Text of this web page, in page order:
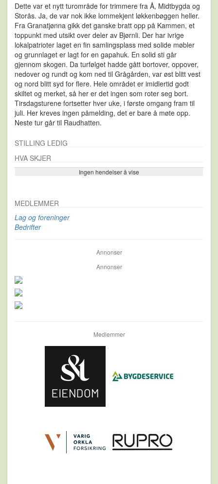
Dette var et nytt turområde for trimmere fra Å, Midtbygda og
Storås. Ja, de var nok ikke lommekjent løkkenbøggen heller.
Fra Granatjønna gikk det ganske bratt opp på Kammen, et
toppunkt med utsikt over deler av Bjørnli. Der har ivrige
lokalpatrioter laget en fin samlingsplass med solide møbler
og grunnlaget er lagt for en gapahuk. En solid sti går
gjennom skogen. Da turfølget hadde gått bortover, oppover,
nedover og rundt og kom ned til Grågården, var øst blitt vest
og nord blitt syd for flere. Hele området er imidlertid godt
skiltet og merket, så her er det ingen som roter seg bort.
Tirsdagsturene fortsetter hver uke, i første omgang fram til
juli. Her kreves ingen påmelding, det er bare å møte opp.
Neste tur går til Raudhatten.
STILLING LEDIG
HVA SKJER
Ingen hendelser å vise
Se flere…
MEDLEMMER
Lag og foreninger
Bedrifter
Annonser
Annonser
Medlemmer